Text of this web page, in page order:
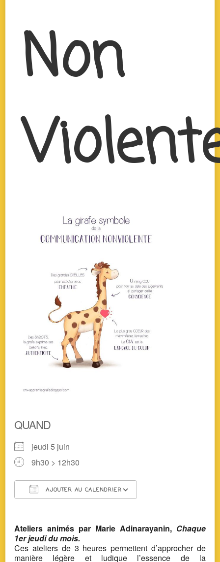
Non
QUAND
jeudi 5 juin
9h30 > 12h30
AJOUTER AU CALENDRIER
Ateliers animés par Marie Adinarayanin, Chaque
1er jeudi du mois.
Ces ateliers de 3 heures permettent d’approcher de
manière légère et ludique l’essence de la